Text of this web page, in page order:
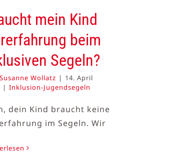
mein Kind
beim
Segeln?
Susanne Wollatz | 14. April
| Inklusion-Jugendsegeln
dein Kind braucht keine
im Segeln. Wir